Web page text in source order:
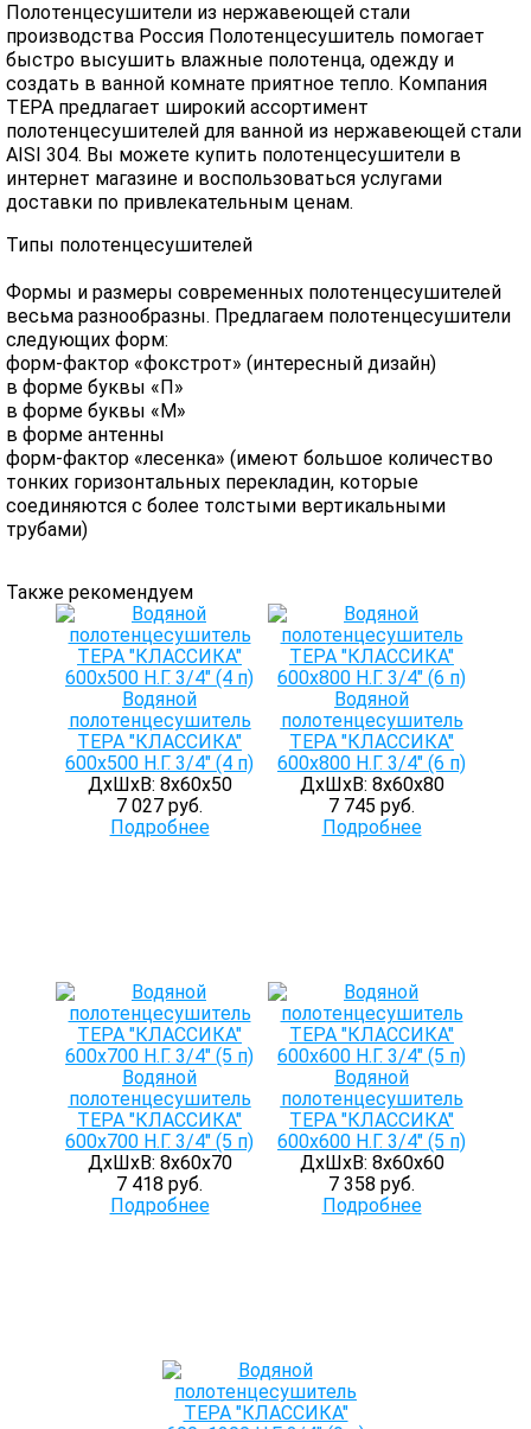
Полотенцесушители из нержавеющей стали
производства Россия Полотенцесушитель помогает
быстро высушить влажные полотенца, одежду и
создать в ванной комнате приятное тепло. Компания
ТЕРА предлагает широкий ассортимент
полотенцесушителей для ванной из нержавеющей стали
AISI 304. Вы можете купить полотенцесушители в
интернет магазине и воспользоваться услугами
доставки по привлекательным ценам.
Типы полотенцесушителей
Формы и размеры современных полотенцесушителей
весьма разнообразны. Предлагаем полотенцесушители
следующих форм:
форм-фактор «фокстрот» (интересный дизайн)
в форме буквы «П»
в форме буквы «М»
в форме антенны
форм-фактор «лесенка» (имеют большое количество
тонких горизонтальных перекладин, которые
соединяются с более толстыми вертикальными
трубами)
Также рекомендуем
Водяной
полотенцесушитель
ТЕРА "КЛАССИКА"
600х500 Н.Г. 3/4" (4 п)
ДхШхВ: 8х60х50
7 027 руб.
Подробнее
Водяной
полотенцесушитель
ТЕРА "КЛАССИКА"
600х800 Н.Г. 3/4" (6 п)
ДхШхВ: 8х60х80
7 745 руб.
Подробнее
Водяной
полотенцесушитель
ТЕРА "КЛАССИКА"
600х700 Н.Г. 3/4" (5 п)
ДхШхВ: 8х60х70
7 418 руб.
Подробнее
Водяной
полотенцесушитель
ТЕРА "КЛАССИКА"
600х600 Н.Г. 3/4" (5 п)
ДхШхВ: 8х60х60
7 358 руб.
Подробнее